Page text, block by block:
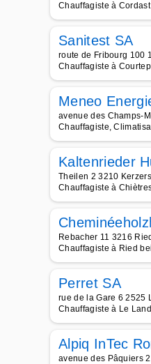
Chauffagiste à Cordast
Sanitest SA
route de Fribourg 100
Chauffagiste à
Meneo
avenue des Champs-
Chauffagiste,
Kaltenrieder
Theilen 2 3210
Chauffagiste à
Rebacher 11 3216
Chauffagiste à Ried
Perret SA
rue de la Gare 6 2525
Chauffagiste à Le
Alpiq InTec
avenue des Pâquiers